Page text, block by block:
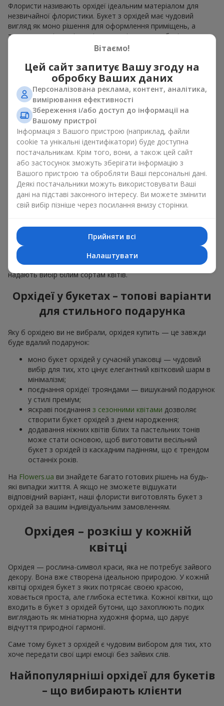
Флористи називають орхідеї ідеальним матеріалом для
незвичайної флористики. Букет з орхідей має чудовий
вигляд як моно рішення для оформлення приміщень, а
також як варіант міксу з іншими квітами, що зберігає свою
виразність у будь-якому форматі. Завдяки своїй структурі
мінімалістичному або сучасному стилі. Букет з орхідей
виглядає ефектно як у камерних, так і в масштабних
роботах, а її розкішні суцвіття легко стають центральним
елементом композиції букет з орхідей. Залежно від
оформлення і сорту рослин різниться на орхідеї ціна.
Зважайте на це перш ніж замовити букет з орхідей.
Кому дарують орхідеї?
Букет з орхідей універсальний і може підійти будь-кому. Їх
даруютькоханим жінками,мамі,дівчині, дружині, сестрі,
подрузі,
колезі або бізнес-партнеру
. Сьогодні можна орхідеї
купити недорого, а тому шансів зробити бажаний
подарунок стає ще більше.
особливої події: річниць,побачень,днів народженнята
навіть
.
Для романтики обирають ніжну екзотику — букет з орхідей
в рожевих та фіолетових тонах. Длявесільних букетів
надають вибір білим сортам квітів.
Орхідеї у букетах – топові варіанти
для стильного подарунка
Яку б орхідею ви не вибрали, орхідея купить — це завжди
буде вдалий подарунок:
моно букет орхідей у сучасній упаковці — чудовий
вибір для тих, хто цінує елегантний квітковий шарм в
мінімалізмі;
поєднання орхідеї трояндами — вишуканий подарунок
у стилі преміум;
яскраві поєднання з сезонними квітами дозволяє
створити букет орхідей з днем народження;
додавання ніжних квітів білих та пастельних тонів
може стати основою, щоб виготовити весільний
букет з орхідей із каскадним падінням, що є трендом
останніх років.
На Flowers.ua ви знайдете багато готових рішень на будь-
які випадки життя. А якщо не зможете відшукати
відповідний варіант, наші флористи виготовлять букет з
орхідей за вашим індивідуальним замовленням.
Орхідея – розкіш у кожній
квітці
Орхідея — рослина-символ краси, яка не потребує зайвого
декору. Вона вже створена ідеальною природою. У кожній
квітці орхідея букет з яких потрясає своєю красою,
ховається проста, але глибока естетика. Кожної квітки, що
входить в букет з орхідей бутони, що захоплюють подих
виглядають як мініатюрна художня форма, що дарує
відчуття природної гармонії.
Саме тому букет з орхідей є чудовим вибором для тих, хто
хоче передати свої щирі емоції без зайвих слів.
Найпопулярніші орхідеї для букетів
– що вибирають клієнти
Вітаємо!
Цей сайт запитує Вашу згоду на
обробку Ваших даних
Персоналізована реклама, контент, аналітика,
вимірювання ефективності
Збереження і/або доступ до інформації на
Вашому пристрої
Інформація з Вашого пристрою (наприклад, файли
cookie та унікальні ідентифікатори) буде доступна
постачальникам. Крім того, вони, а також цей сайт
або застосунок зможуть зберігати інформацію з
Вашого пристрою та обробляти Ваші персональні дані.
Деякі постачальники можуть використовувати Ваші
дані на підставі законного інтересу. Ви можете змінити
свій вибір пізніше через посилання внизу сторінки.
Прийняти всі
Налаштувати